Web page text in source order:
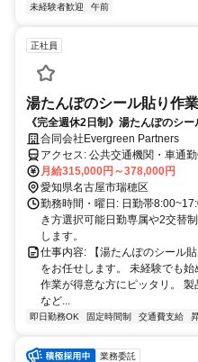
未経験者歓迎
午前
正社員
湯たんぽのシール貼り作業
《完全週休2日制》湯たんぽのシ
合同会社Evergreen Partners
アクセス: 公共交通機関・車通
月給315,000円～378,000円
愛知県名古屋市瑞穂区
勤務時間・曜日: 日勤帯
き方選択可能日勤専属や2交替
します。
仕事内容: 【湯たんぽのシール
をお任せします。 未経験でも
作業が得意な方にピッタリ。
など...
即日勤務OK 固定時間制 交通費支給
業務委託